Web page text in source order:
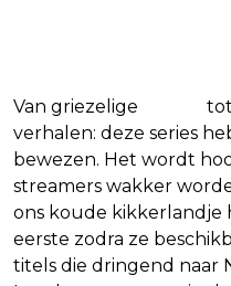
Van griezelige
verhalen: deze series
bewezen. Het wordt
streamers wakker
ons koude kikkerlandje
eerste zodra ze
titels die dringend naar